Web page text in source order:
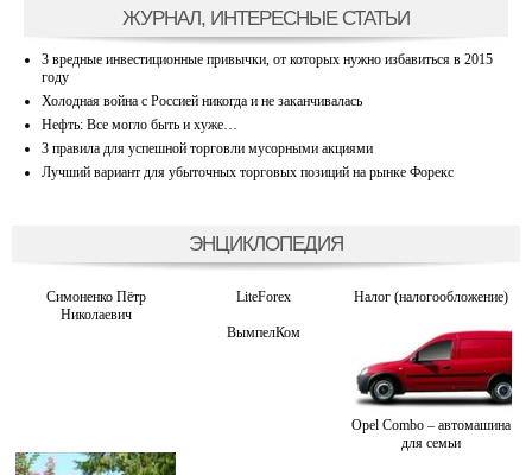
ЖУРНАЛ, ИНТЕРЕСНЫЕ СТАТЬИ
3 вредные инвестиционные привычки, от которых нужно избавиться в 2015
году
Холодная война с Россией никогда и не заканчивалась
Нефть: Все могло быть и хуже…
3 правила для успешной торговли мусорными акциями
Лучший вариант для убыточных торговых позиций на рынке Форекс
ЭНЦИКЛОПЕДИЯ
Симоненко Пётр
Николаевич
LiteForex Налог (налогообложение)
ВымпелКом
Opel Combo – автомашина
для семьи